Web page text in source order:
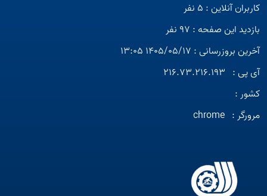
کاربران آنلاین : 5 نفر
بازدید این صفحه : 97 نفر
آخرین بروزرسانی : 1405/05/17 13:05
آی پی : 216.73.216.193
کشور :
مرورگر : chrome